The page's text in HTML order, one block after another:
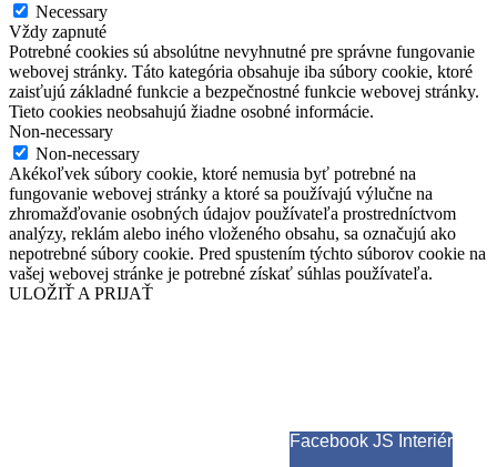
Necessary
Vždy zapnuté
Potrebné cookies sú absolútne nevyhnutné pre správne fungovanie
webovej stránky. Táto kategória obsahuje iba súbory cookie, ktoré
zaisťujú základné funkcie a bezpečnostné funkcie webovej stránky.
Tieto cookies neobsahujú žiadne osobné informácie.
Non-necessary
Non-necessary
Akékoľvek súbory cookie, ktoré nemusia byť potrebné na
fungovanie webovej stránky a ktoré sa používajú výlučne na
zhromažďovanie osobných údajov používateľa prostredníctvom
analýzy, reklám alebo iného vloženého obsahu, sa označujú ako
nepotrebné súbory cookie. Pred spustením týchto súborov cookie na
vašej webovej stránke je potrebné získať súhlas používateľa.
ULOŽIŤ A PRIJAŤ
Facebook JS Interiér